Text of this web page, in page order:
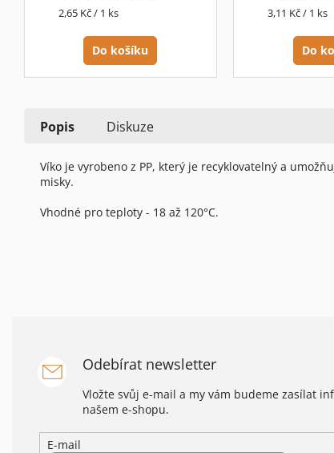
Měrná
2,65 Kč / 1 ks
Do košíku
Měrná
3,11 Kč / 1 ks
Do
Popis Diskuze
Víko je vyrobeno z PP, který je recyklovatelný a
misky.
Vhodné pro teploty - 18 až 120°C.
Odebírat newsletter
Vložte svůj e-mail a my vám budeme zasílat
našem e-shopu.
E-mail